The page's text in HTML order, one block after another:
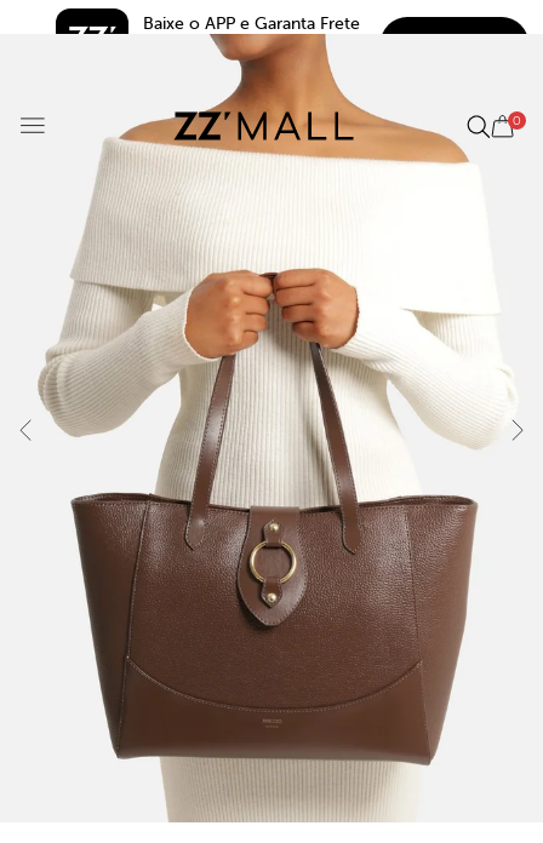
Baixe o APP e Garanta Frete
0